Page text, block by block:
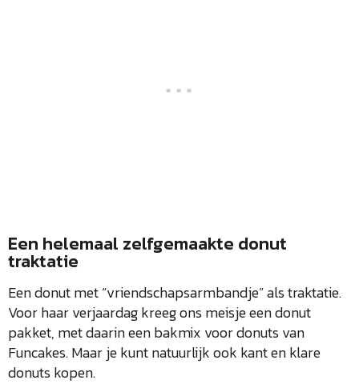
Een helemaal zelfgemaakte donut
traktatie
Een donut met “vriendschapsarmbandje” als traktatie.
Voor haar verjaardag kreeg ons meisje een donut
pakket, met daarin een bakmix voor donuts van
Funcakes. Maar je kunt natuurlijk ook kant en klare
donuts kopen.